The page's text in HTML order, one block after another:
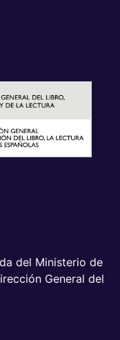
del Ministerio de
General del